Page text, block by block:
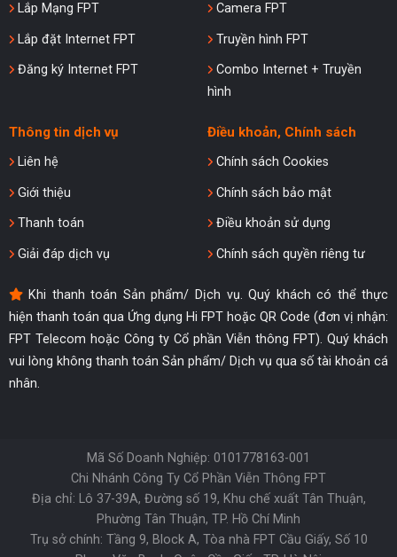
Lắp Mạng FPT
Lắp đặt Internet FPT
Đăng ký Internet FPT
Camera FPT
Truyền hình FPT
Combo Internet + Truyền
hình
Thông tin dịch vụ
Liên hệ
Giới thiệu
Thanh toán
Giải đáp dịch vụ
Điều khoản, Chính sách
Chính sách Cookies
Chính sách bảo mật
Điều khoản sử dụng
Chính sách quyền riêng tư
Khi thanh toán Sản phẩm/ Dịch vụ. Quý khách có thể thực
hiện thanh toán qua Ứng dụng Hi FPT hoặc QR Code (đơn vị nhận:
FPT Telecom hoặc Công ty Cổ phần Viễn thông FPT). Quý khách
vui lòng không thanh toán Sản phẩm/ Dịch vụ qua số tài khoản cá
nhân.
Mã Số Doanh Nghiệp: 0101778163-001
Chi Nhánh Công Ty Cổ Phần Viễn Thông FPT
Địa chỉ: Lô 37-39A, Đường số 19, Khu chế xuất Tân Thuận,
Phường Tân Thuận, TP. Hồ Chí Minh
Trụ sở chính: Tầng 9, Block A, Tòa nhà FPT Cầu Giấy, Số 10